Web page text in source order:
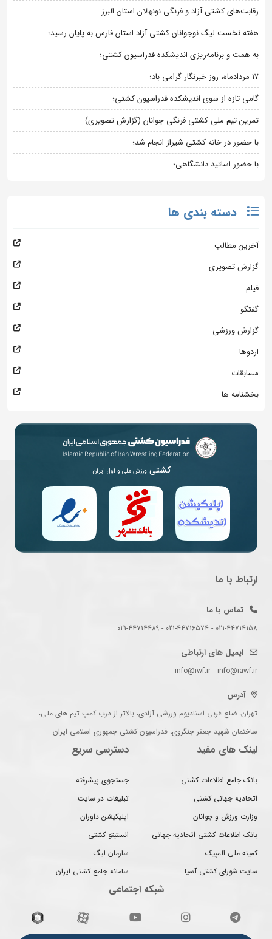
رقابت‌های کشتی آزاد و فرنگی نونهالان استان البرز
هفته نخست لیگ نوجوانان کشتی آزاد استان فارس به پایان رسید؛
به همت و برنامه‌ریزی اندیشکده فدراسیون کشتی؛
۱۷ مردادماه، روز خبرنگار گرامی باد؛
گامی تازه از سوی اندیشکده فدراسیون کشتی؛
تمرین تیم ملی کشتی فرنگی جوانان (گزارش تصویری)
با حضور در خانه کشتی شیراز انجام شد؛
با حضور اساتید دانشگاهی؛
دسته بندی ها
آخرین مطالب
گزارش تصویری
فیلم
گفتگو
گزارش ورزشی
اردوها
مسابقات
بخشنامه ها
کشتی ورزش ملی و اول ایران
ارتباط با ما
تماس با ما
021-44714158 - 021-44716574 - 021-44714489
ایمیل های ارتباطی
info@iwf.ir - info@iawf.ir
آدرس
تهران، ضلع غربی استادیوم ورزشی آزادی، بالاتر از درب کمپ تیم های ملی،
ساختمان شهید جعفر جنگروی، فدراسیون کشتی جمهوری اسلامی ایران
لینک های مفید
بانک جامع اطلاعات کشتی
اتحادیه جهانی کشتی
وزارت ورزش و جوانان
بانک اطلاعات کشتی اتحادیه جهانی
کمیته ملی المپیک
سایت شورای کشتی آسیا
دسترسی سریع
جستجوی پیشرفته
تبلیغات در سایت
اپلیکیشن داوران
انستیتو کشتی
سازمان لیگ
سامانه جامع کشتی ایران
شبکه اجتماعی